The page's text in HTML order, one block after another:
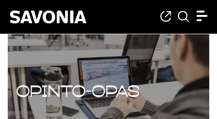
Opinto-opas
Opinto-opas